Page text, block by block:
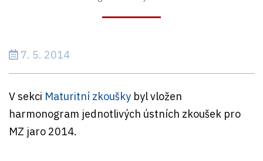
7. 5. 2014
V sekci Maturitní zkoušky byl vložen
harmonogram jednotlivých ústních zkoušek pro
MZ jaro 2014.